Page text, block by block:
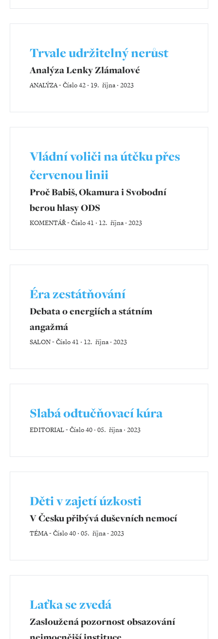
Trvale udržitelný nerůst
Analýza Lenky Zlámalové
ANALÝZA-Číslo 42 ‧ 19. října ‧ 2023
Vládní voliči na útěku přes
červenou linii
Proč Babiš, Okamura i Svobodní
berou hlasy ODS
KOMENTÁŘ-Číslo 41 ‧ 12. října ‧ 2023
Éra zestátňování
Debata o energiích a státním
angažmá
SALON-Číslo 41 ‧ 12. října ‧ 2023
Slabá odtučňovací kúra
EDITORIAL-Číslo 40 ‧ 05. října ‧ 2023
Děti v zajetí úzkosti
V Česku přibývá duševních nemocí
TÉMA-Číslo 40 ‧ 05. října ‧ 2023
Laťka se zvedá
Zasloužená pozornost obsazování